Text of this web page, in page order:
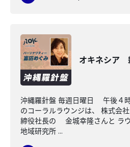
オキネシア
沖縄羅針盤 毎週日曜日 午後４
のコーラルラウンジは、 株式
締役社長の 金城幸隆さんと ラ
地域研究所 ...